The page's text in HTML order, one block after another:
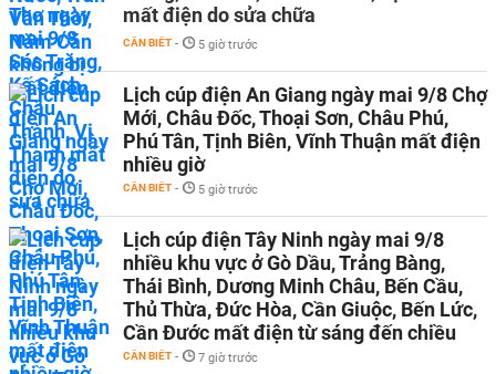
mất điện do sửa chữa
CẦN BIẾT - 5 giờ trước
Lịch cúp điện An Giang ngày mai 9/8 Chợ
Mới, Châu Đốc, Thoại Sơn, Châu Phú,
Phú Tân, Tịnh Biên, Vĩnh Thuận mất điện
nhiều giờ
CẦN BIẾT - 5 giờ trước
Lịch cúp điện Tây Ninh ngày mai 9/8
nhiều khu vực ở Gò Dầu, Trảng Bàng,
Thái Bình, Dương Minh Châu, Bến Cầu,
Thủ Thừa, Đức Hòa, Cần Giuộc, Bến Lức,
Cần Đước mất điện từ sáng đến chiều
CẦN BIẾT - 7 giờ trước